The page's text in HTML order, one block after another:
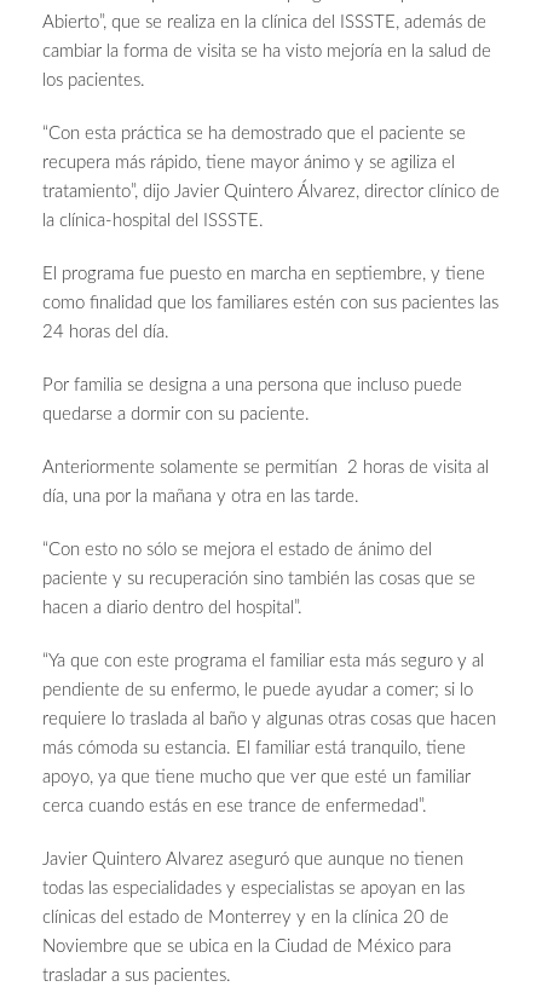
Abierto”, que se realiza en la clínica del ISSSTE, además de
cambiar la forma de visita se ha visto mejoría en la salud de
los pacientes.
“Con esta práctica se ha demostrado que el paciente se
recupera más rápido, tiene mayor ánimo y se agiliza el
tratamiento”, dijo Javier Quintero Álvarez, director clínico de
la clínica-hospital del ISSSTE.
El programa fue puesto en marcha en septiembre, y tiene
como finalidad que los familiares estén con sus pacientes las
24 horas del día.
Por familia se designa a una persona que incluso puede
quedarse a dormir con su paciente.
Anteriormente solamente se permitían 2 horas de visita al
día, una por la mañana y otra en las tarde.
“Con esto no sólo se mejora el estado de ánimo del
paciente y su recuperación sino también las cosas que se
hacen a diario dentro del hospital”.
“Ya que con este programa el familiar esta más seguro y al
pendiente de su enfermo, le puede ayudar a comer; si lo
requiere lo traslada al baño y algunas otras cosas que hacen
más cómoda su estancia. El familiar está tranquilo, tiene
apoyo, ya que tiene mucho que ver que esté un familiar
cerca cuando estás en ese trance de enfermedad”.
Javier Quintero Alvarez aseguró que aunque no tienen
todas las especialidades y especialistas se apoyan en las
clínicas del estado de Monterrey y en la clínica 20 de
Noviembre que se ubica en la Ciudad de México para
trasladar a sus pacientes.